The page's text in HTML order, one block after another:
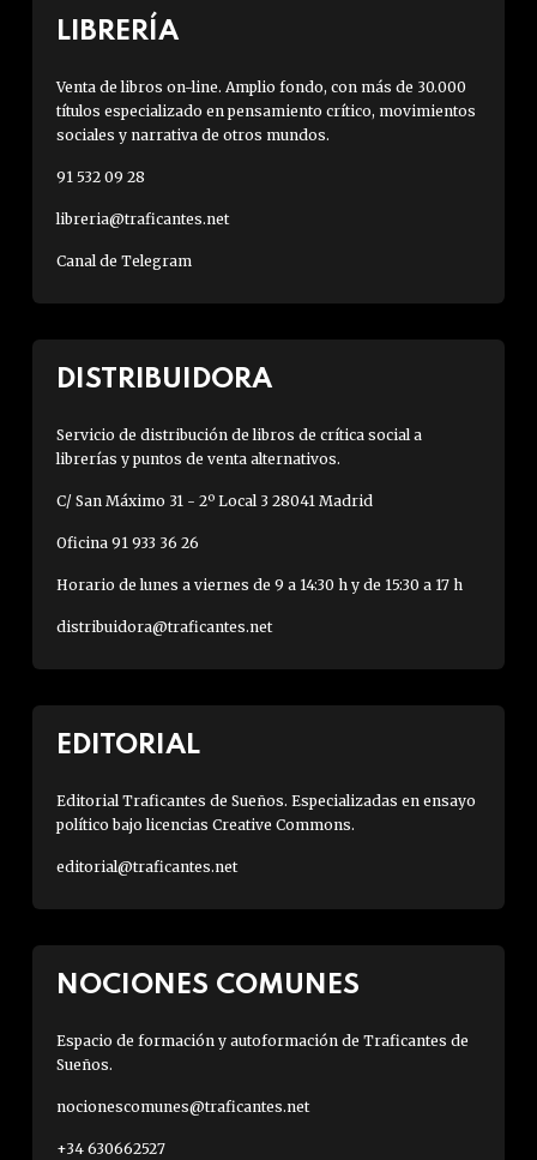
LIBRERÍA
Venta de libros on-line. Amplio fondo, con más de 30.000
títulos especializado en pensamiento crítico, movimientos
sociales y narrativa de otros mundos.
91 532 09 28
libreria@traficantes.net
Canal de Telegram
DISTRIBUIDORA
Servicio de distribución de libros de crítica social a
librerías y puntos de venta alternativos.
C/ San Máximo 31 - 2º Local 3 28041 Madrid
Oficina 91 933 36 26
Horario de lunes a viernes de 9 a 14:30 h y de 15:30 a 17 h
distribuidora@traficantes.net
EDITORIAL
Editorial Traficantes de Sueños. Especializadas en ensayo
político bajo licencias Creative Commons.
editorial@traficantes.net
NOCIONES COMUNES
Espacio de formación y autoformación de Traficantes de
Sueños.
nocionescomunes@traficantes.net
+34 630662527